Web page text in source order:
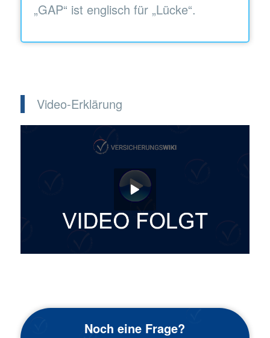
„GAP“ ist englisch für „Lücke“.
Video-Erklärung
Noch eine Frage?